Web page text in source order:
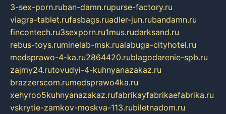
3-sex-porn.ruban-damn.rupurse-factory.ru
viagra-tablet.rufasbags.ruadler-jun.rubandamn.ru
fincontech.ru3sexporn.ru1mus.rudarksand.ru
rebus-toys.ruminelab-msk.rualabuga-cityhotel.ru
medsprawo-4-ka.ru2864420.rublagodarenie-spb.ru
zajmy24.rutovudyi-4-kuhnyanazakaz.ru
brazzerscom.rumedsprawo4ka.ru
xehyroo5kuhnyanazakaz.rufabrikayfabrikaefabrika.ru
vskrytie-zamkov-moskva-113.rubiletnadom.ru